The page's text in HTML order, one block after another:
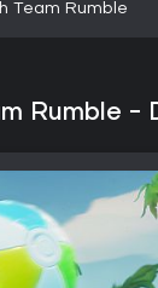
Team Rumble
Rumble -